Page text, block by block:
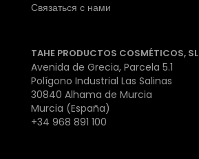
Связаться с нами
TAHE PRODUCTOS COSMÉTICOS, SL
Avenida de Grecia, Parcela 5.1
Polígono Industrial Las Salinas
30840 Alhama de Murcia
Murcia (España)
+34 968 891 100